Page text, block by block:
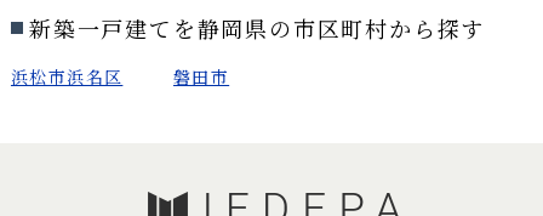
新築一戸建てを静岡県の市区町村から探す
浜松市浜名区 磐田市